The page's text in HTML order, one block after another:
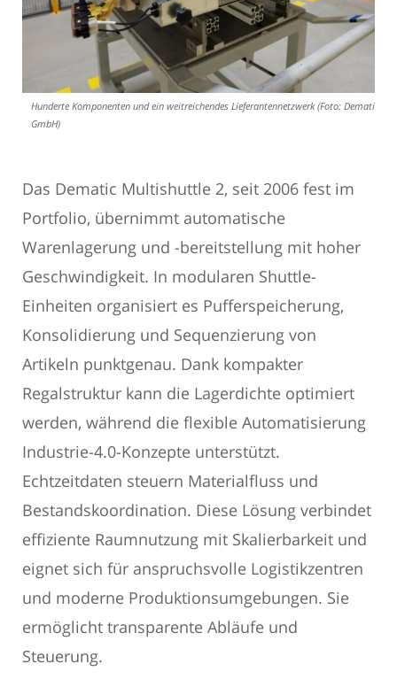
Hunderte Komponenten und ein weitreichendes Lieferantennetzwerk (Foto: Dematic
GmbH)
Das Dematic Multishuttle 2, seit 2006 fest im
Portfolio, übernimmt automatische
Warenlagerung und -bereitstellung mit hoher
Geschwindigkeit. In modularen Shuttle-
Einheiten organisiert es Pufferspeicherung,
Konsolidierung und Sequenzierung von
Artikeln punktgenau. Dank kompakter
Regalstruktur kann die Lagerdichte optimiert
werden, während die flexible Automatisierung
Industrie-4.0-Konzepte unterstützt.
Echtzeitdaten steuern Materialfluss und
Bestandskoordination. Diese Lösung verbindet
effiziente Raumnutzung mit Skalierbarkeit und
eignet sich für anspruchsvolle Logistikzentren
und moderne Produktionsumgebungen. Sie
ermöglicht transparente Abläufe und
Steuerung.